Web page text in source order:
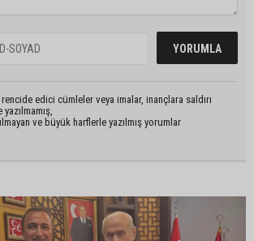
edici cümleler veya imalar, inançlara saldırı
ve büyük harflerle yazılmış yorumlar